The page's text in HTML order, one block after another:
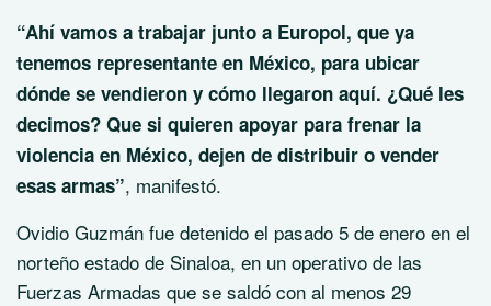
“Ahí vamos a trabajar junto a Europol, que ya
tenemos representante en México, para ubicar
dónde se vendieron y cómo llegaron aquí. ¿Qué les
decimos? Que si quieren apoyar para frenar la
violencia en México, dejen de distribuir o vender
esas armas”, manifestó.
Ovidio Guzmán fue detenido el pasado 5 de enero en el
norteño estado de Sinaloa, en un operativo de las
Fuerzas Armadas que se saldó con al menos 29